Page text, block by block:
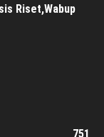
Riset,Wabup
751